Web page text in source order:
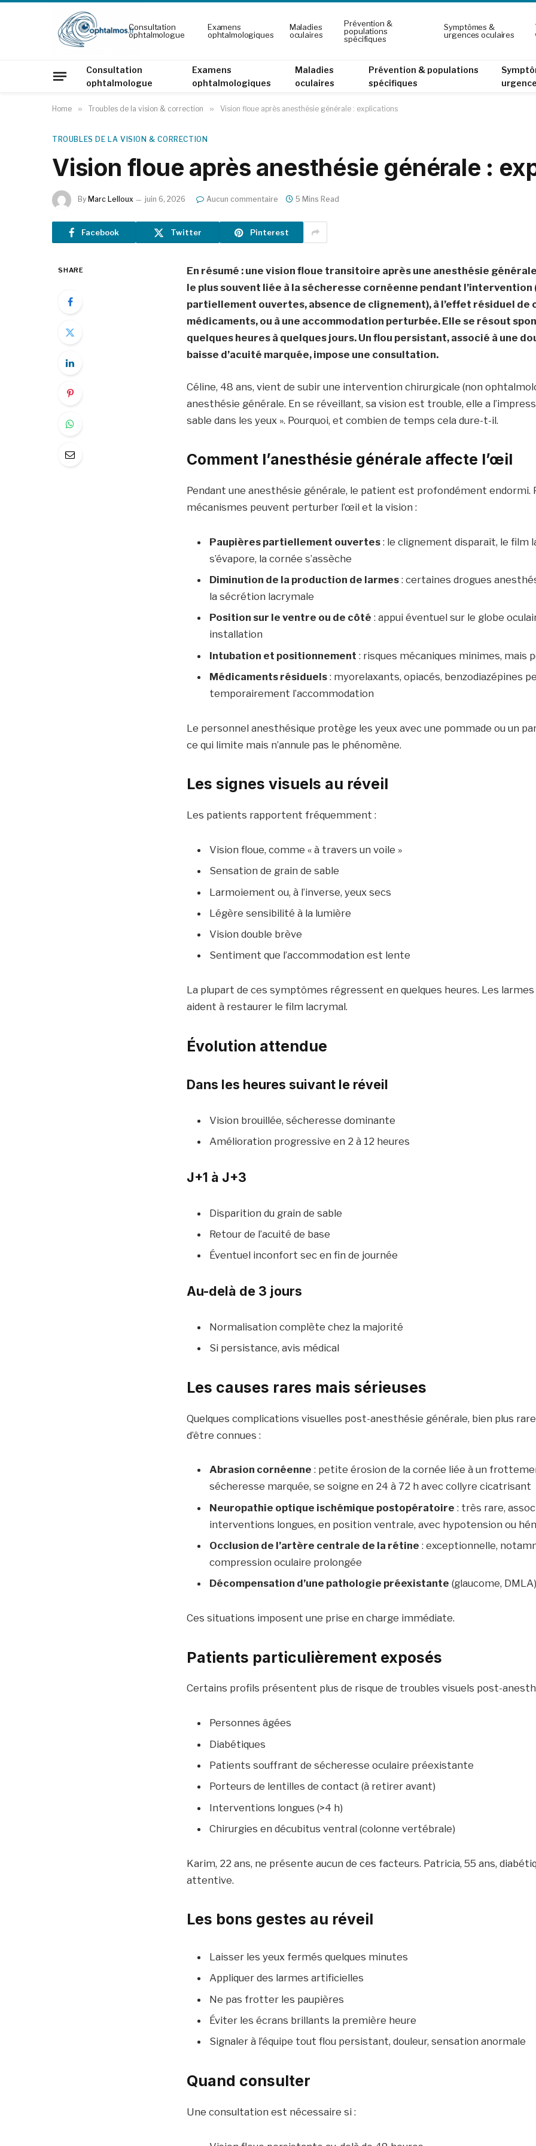
Consultation
ophtalmologue
Examens
ophtalmologiques
Maladies
oculaires
Prévention &
populations
spécifiques
Symptômes &
urgences oculaires
Consultation
ophtalmologue
Examens
ophtalmologiques
Maladies
oculaires
Prévention & populations
spécifiques
Home » Troubles de la vision & correction » Vision floue après anesthésie générale : explications
TROUBLES DE LA VISION & CORRECTION
Vision floue après anesthésie générale :
By Marc Lelloux juin 6, 2026 Aucun commentaire 5 Mins Read
Facebook Twitter Pinterest
SHARE
En résumé : une vision floue transitoire après une anesthésie
le plus souvent liée à la sécheresse cornéenne pendant l’intervention
partiellement ouvertes, absence de clignement), à l’effet résiduel de
médicaments, ou à une accommodation perturbée. Elle se résout
quelques heures à quelques jours. Un flou persistant, associé à une
baisse d’acuité marquée, impose une consultation.
Céline, 48 ans, vient de subir une intervention chirurgicale (non
anesthésie générale. En se réveillant, sa vision est trouble, elle a
sable dans les yeux ». Pourquoi, et combien de temps cela dure-t-il.
Comment l’anesthésie générale affecte l’œil
Pendant une anesthésie générale, le patient est profondément endormi.
mécanismes peuvent perturber l’œil et la vision :
Paupières partiellement ouvertes : le clignement disparaît, le film
s’évapore, la cornée s’assèche
Diminution de la production de larmes : certaines drogues
la sécrétion lacrymale
Position sur le ventre ou de côté : appui éventuel sur le globe
installation
Intubation et positionnement : risques mécaniques minimes, mais
Médicaments résiduels : myorelaxants, opiacés, benzodiazépines
temporairement l’accommodation
Le personnel anesthésique protège les yeux avec une pommade ou un
ce qui limite mais n’annule pas le phénomène.
Les signes visuels au réveil
Les patients rapportent fréquemment :
Vision floue, comme « à travers un voile »
Sensation de grain de sable
Larmoiement ou, à l’inverse, yeux secs
Légère sensibilité à la lumière
Vision double brève
Sentiment que l’accommodation est lente
La plupart de ces symptômes régressent en quelques heures. Les
aident à restaurer le film lacrymal.
Évolution attendue
Dans les heures suivant le réveil
Vision brouillée, sécheresse dominante
Amélioration progressive en 2 à 12 heures
J+1 à J+3
Disparition du grain de sable
Retour de l’acuité de base
Éventuel inconfort sec en fin de journée
Au-delà de 3 jours
Normalisation complète chez la majorité
Si persistance, avis médical
Les causes rares mais sérieuses
Quelques complications visuelles post-anesthésie générale, bien plus
d’être connues :
Abrasion cornéenne : petite érosion de la cornée liée à un
sécheresse marquée, se soigne en 24 à 72 h avec collyre cicatrisant
Neuropathie optique ischémique postopératoire : très rare,
interventions longues, en position ventrale, avec hypotension ou
Occlusion de l’artère centrale de la rétine : exceptionnelle,
compression oculaire prolongée
Décompensation d’une pathologie préexistante (glaucome, DMLA)
Ces situations imposent une prise en charge immédiate.
Patients particulièrement exposés
Certains profils présentent plus de risque de troubles visuels post-
Personnes âgées
Diabétiques
Patients souffrant de sécheresse oculaire préexistante
Porteurs de lentilles de contact (à retirer avant)
Interventions longues (>4 h)
Chirurgies en décubitus ventral (colonne vertébrale)
Karim, 22 ans, ne présente aucun de ces facteurs. Patricia, 55 ans,
attentive.
Les bons gestes au réveil
Laisser les yeux fermés quelques minutes
Appliquer des larmes artificielles
Ne pas frotter les paupières
Éviter les écrans brillants la première heure
Signaler à l’équipe tout flou persistant, douleur, sensation anormale
Quand consulter
Une consultation est nécessaire si :